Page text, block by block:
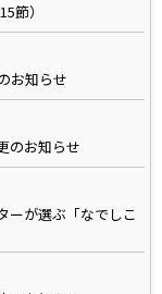
節）
お知らせ
のお知らせ
ーが選ぶ「なでしこ